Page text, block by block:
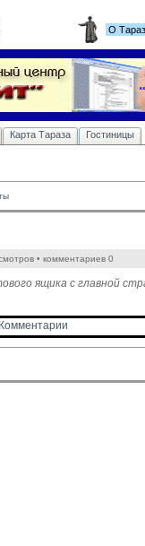
О
Карта Тараза Гостиницы
• комментариев 0
ящика с главной
Комментарии